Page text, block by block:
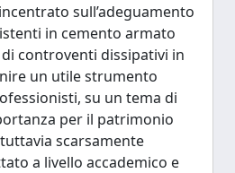
sull’adeguamento
in cemento armato
controventi dissipativi in
un utile strumento
su un tema di
per il patrimonio
scarsamente
a livello accademico e